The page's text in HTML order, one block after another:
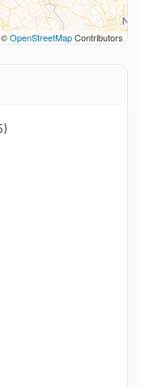
©OpenStreetMapContributors